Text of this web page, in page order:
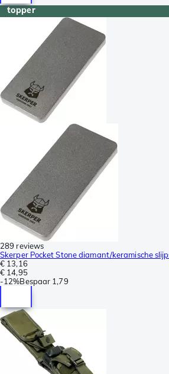
topper
289 reviews
Skerper Pocket Stone diamant/keramische
€ 13,16
€ 14,95
-12%Bespaar 1,79